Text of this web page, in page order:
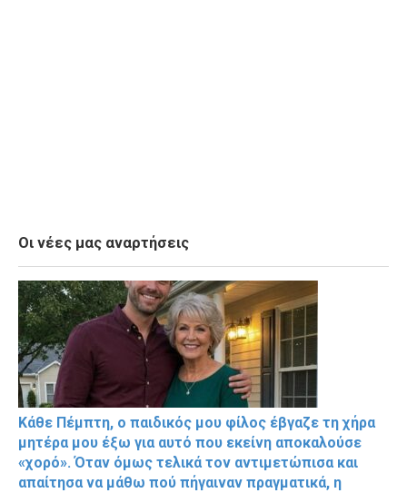
Οι νέες μας αναρτήσεις
Κάθε Πέμπτη, ο παιδικός μου φίλος έβγαζε τη χήρα
μητέρα μου έξω για αυτό που εκείνη αποκαλούσε
«χορό». Όταν όμως τελικά τον αντιμετώπισα και
απαίτησα να μάθω πού πήγαιναν πραγματικά, η